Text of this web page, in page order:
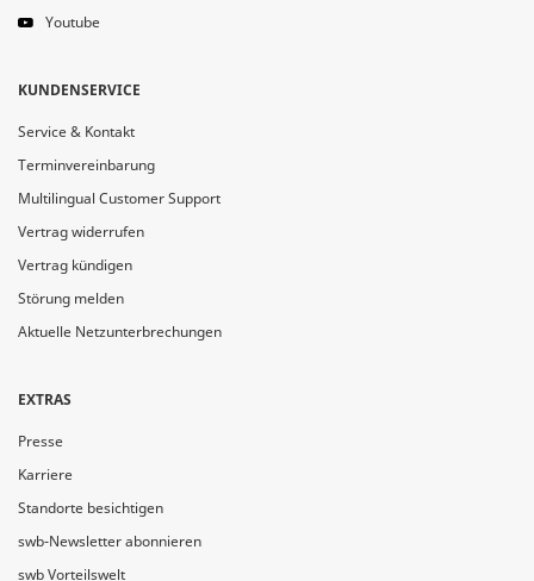
Youtube
KUNDENSERVICE
Service & Kontakt
Terminvereinbarung
Multilingual Customer Support
Vertrag widerrufen
Vertrag kündigen
Störung melden
Aktuelle Netzunterbrechungen
EXTRAS
Presse
Karriere
Standorte besichtigen
swb-Newsletter abonnieren
swb Vorteilswelt